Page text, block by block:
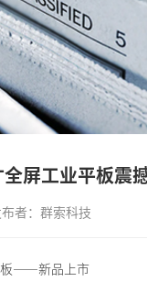
屏工业平板震
布者：群索科技
板——新品上市